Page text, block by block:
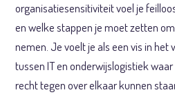
organisatiesensitiviteit voel je
en welke stappen je moet zetten
nemen. Je voelt je als een vis in het
tussen IT en onderwijslogistiek
recht tegen over elkaar kunnen